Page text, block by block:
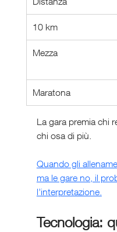
10 km
Mezza
Maratona
La gara premia chi
chi osa di più.
Quando gli
ma le gare no, il
l’interpretazione.
Tecnologia: